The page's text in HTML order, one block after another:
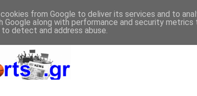
from Google to deliver its services and to
Google along with performance and security
detect and address abuse.